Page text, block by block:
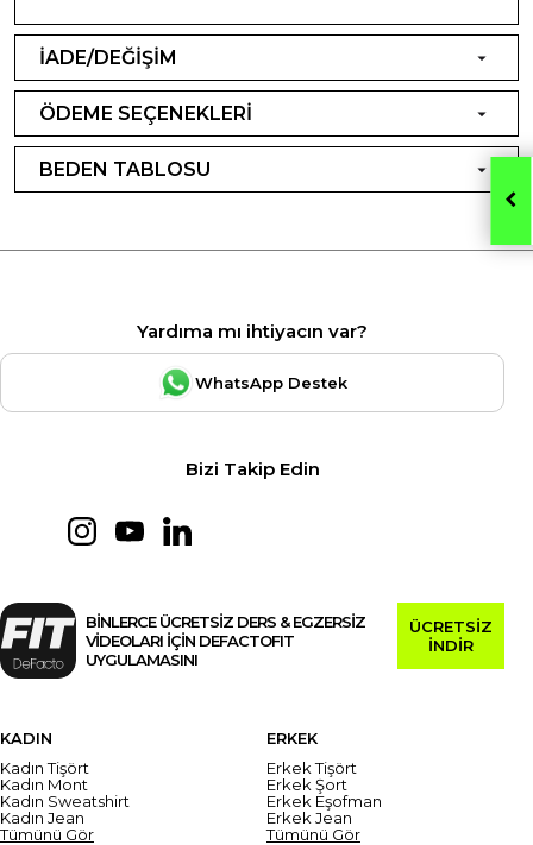
İADE/DEĞİŞİM
ÖDEME SEÇENEKLERİ
BEDEN TABLOSU
Yardıma mı ihtiyacın var?
WhatsApp Destek
Bizi Takip Edin
BİNLERCE ÜCRETSİZ DERS & EGZERSİZ
VİDEOLARI İÇİN DEFACTOFIT
UYGULAMASINI
ÜCRETSİZ
İNDİR
KADIN
Kadın Tişört
Kadın Mont
Kadın Sweatshirt
Kadın Jean
Tümünü Gör
ERKEK
Erkek Tişört
Erkek Şort
Erkek Eşofman
Erkek Jean
Tümünü Gör